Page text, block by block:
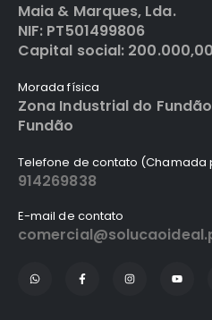
Maia & Marques, Lda.
NIF: PT501499806
Capital social:
Morada física
Zona Industrial do
Fundão
Telefone de contato
914269838
E-mail de contato